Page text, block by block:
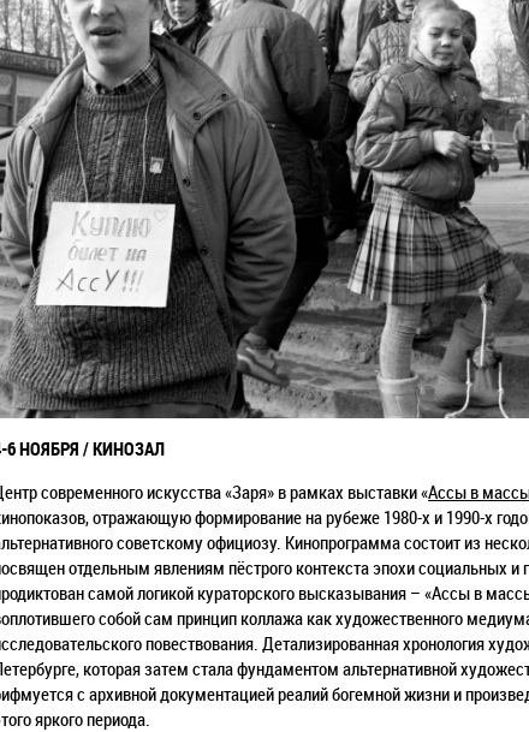
6 НОЯБРЯ / КИНОЗАЛ
современного искусства «Заря» в рамках выставки «Ассы в
отражающую формирование на рубеже 1980-х и 1990-х
советскому официозу. Кинопрограмма состоит из
отдельным явлениям пёстрого контекста эпохи социальных
самой логикой кураторского высказывания – «Ассы в
собой сам принцип коллажа как художественного
повествования. Детализированная хронология
которая затем стала фундаментом альтернативной
с архивной документацией реалий богемной жизни и
яркого периода.